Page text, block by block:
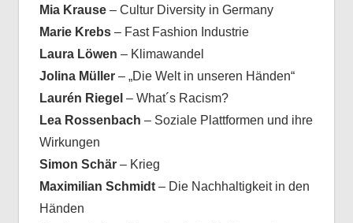
Mia Krause– Cultur Diversity in Germany
Marie Krebs– Fast Fashion Industrie
Laura Löwen – Klimawandel
Jolina Müller– „Die Welt in unseren Händen“
Laurén Riegel – What´s Racism?
Lea Rossenbach – Soziale Plattformen und ihre
Wirkungen
Simon Schär– Krieg
Maximilian Schmidt– Die Nachhaltigkeit in den
Händen